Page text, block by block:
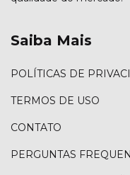
Saiba Mais
POLÍTICAS DE
TERMOS DE USO
CONTATO
PERGUNTAS